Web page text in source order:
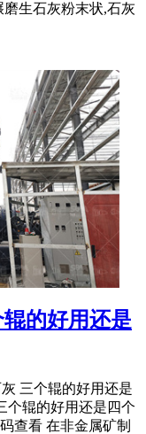
生石灰粉末状,石灰
的好用还是
三个辊的好用还是
个辊的好用还是四个
查看 在非金属矿制